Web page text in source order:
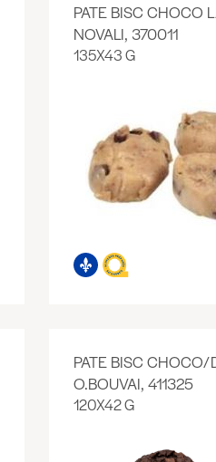
PATE BISC CHOCO
NOVALI, 370011
135X43 G
PATE BISC CHOCO/
O.BOUVAI, 411325
120X42 G